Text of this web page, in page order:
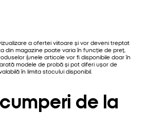
a ofertei viitoare și vor deveni treptat
din magazine poate varia în funcție de preț,
(unele articole vor fi disponibile doar în
modele de probă și pot diferi ușor de
în limita stocului disponibil.
de la